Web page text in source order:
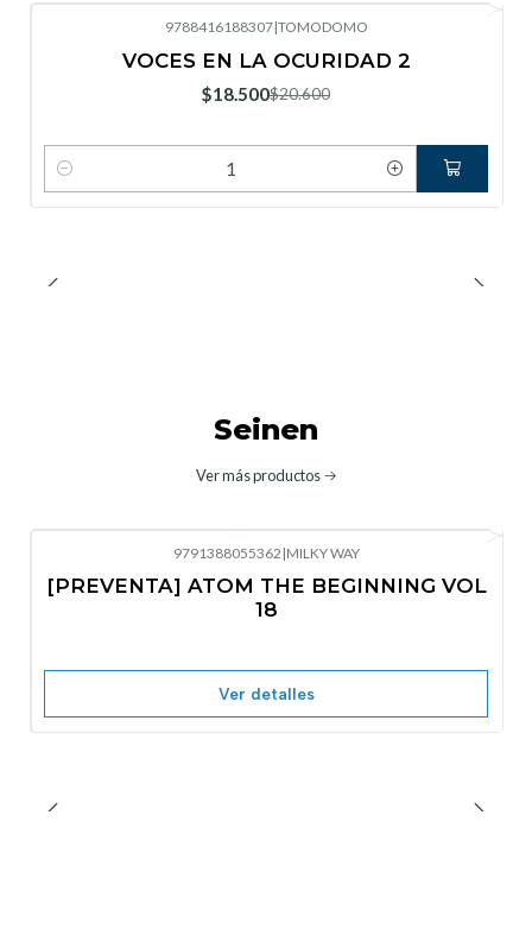
9788416188307|TOMODOMO
VOCES EN LA OCURIDAD 2
$18.500$20.600
Cantidad
Seinen
Ver más productos
9791388055362 |MILKY WAY
[PREVENTA] ATOM THE BEGINNING VOL
18
Ver detalles